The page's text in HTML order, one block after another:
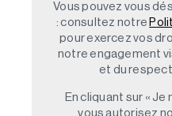
Vous pouvez vous
: consultez notre
pour exercez vos
notre engagement
et du respect
En cliquant sur «
vous autorisez